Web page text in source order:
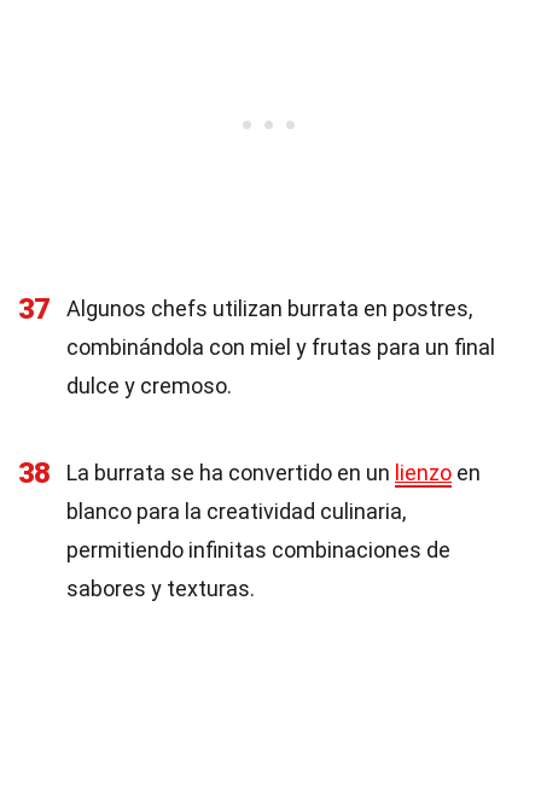
37
Algunos chefs utilizan burrata en postres,
combinándola con miel y frutas para un final
dulce y cremoso.
38 La burrata se ha convertido en un lienzo en
blanco para la creatividad culinaria,
permitiendo infinitas combinaciones de
sabores y texturas.